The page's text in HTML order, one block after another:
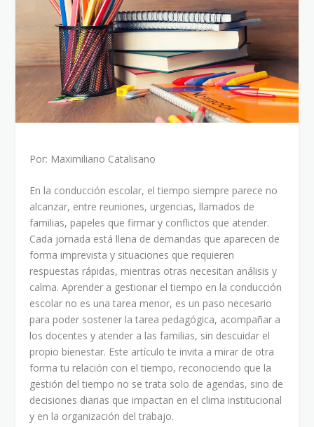
Por: Maximiliano Catalisano
En la conducción escolar, el tiempo siempre parece no
alcanzar, entre reuniones, urgencias, llamados de
familias, papeles que firmar y conflictos que atender.
Cada jornada está llena de demandas que aparecen de
forma imprevista y situaciones que requieren
respuestas rápidas, mientras otras necesitan análisis y
calma. Aprender a gestionar el tiempo en la conducción
escolar no es una tarea menor, es un paso necesario
para poder sostener la tarea pedagógica, acompañar a
los docentes y atender a las familias, sin descuidar el
propio bienestar. Este artículo te invita a mirar de otra
forma tu relación con el tiempo, reconociendo que la
gestión del tiempo no se trata solo de agendas, sino de
decisiones diarias que impactan en el clima institucional
y en la organización del trabajo.